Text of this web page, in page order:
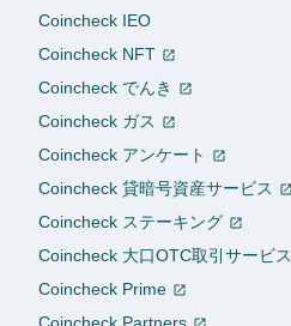
Coincheck IEO
Coincheck NFT
Coincheck でんき
Coincheck ガス
Coincheck アンケート
Coincheck 貸暗号資産サービス
Coincheck ステーキング
Coincheck 大口OTC取引サービス
Coincheck Prime
Coincheck Partners